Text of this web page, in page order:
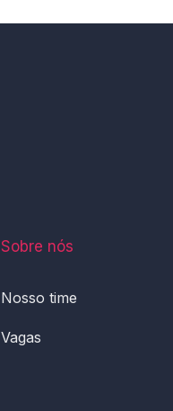
Sobre nós
Nosso time
Vagas